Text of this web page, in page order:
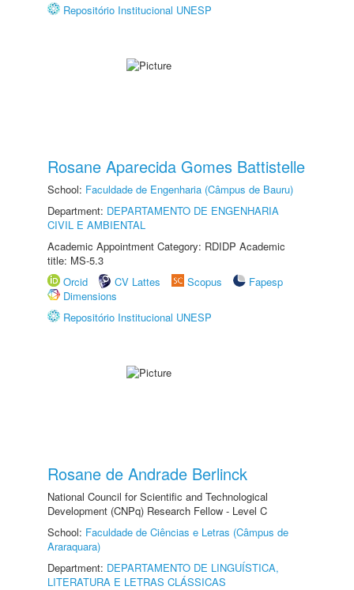
Repositório Institucional UNESP
Rosane Aparecida Gomes Battistelle
School: Faculdade de Engenharia (Câmpus de Bauru)
Department: DEPARTAMENTO DE ENGENHARIA
CIVIL E AMBIENTAL
Academic Appointment Category: RDIDP Academic
title: MS-5.3
Orcid
CV Lattes Scopus
Fapesp
Dimensions
Repositório Institucional UNESP
Rosane de Andrade Berlinck
National Council for Scientific and Technological
Development (CNPq) Research Fellow - Level C
School: Faculdade de Ciências e Letras (Câmpus de
Araraquara)
Department: DEPARTAMENTO DE LINGUÍSTICA,
LITERATURA E LETRAS CLÁSSICAS